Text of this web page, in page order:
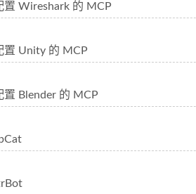
置 Wireshark 的 MCP
置 Unity 的 MCP
置 Blender 的 MCP